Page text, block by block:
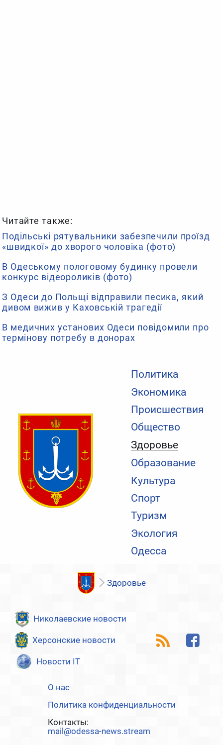
Политика
Экономика
Происшествия
Общество
Здоровье
Образование
Культура
Спорт
Туризм
Экология
Одесса
Читайте также:
Подільські рятувальники забезпечили проїзд
«швидкої» до хворого чоловіка (фото)
В Одеському пологовому будинку провели
конкурс відеороликів (фото)
З Одеси до Польщі відправили песика, який
дивом вижив у Каховській трагедії
В медичних установих Одеси повідомили про
термінову потребу в донорах
Здоровье
Николаевские новости
Херсонские новости
Новости IT
О нас
Политика конфиденциальности
Контакты:
mail@odessa-news.stream